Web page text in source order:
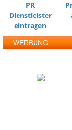
PR
Dienstleister
eintragen
WERBUNG